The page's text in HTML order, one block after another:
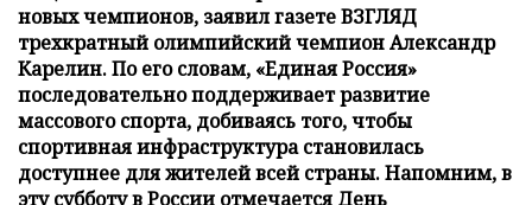
новых чемпионов, заявил газете ВЗГЛЯД
трехкратный олимпийский чемпион Александр
Карелин. По его словам, «Единая Россия»
последовательно поддерживает развитие
массового спорта, добиваясь того, чтобы
спортивная инфраструктура становилась
доступнее для жителей всей страны. Напомним, в
эту субботу в России отмечается День